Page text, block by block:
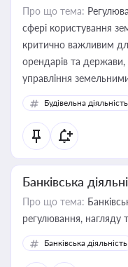
Про що тема:
сфері користування
критично важливим
орендарів та
управління
Будівельна діяльність
Банківська
Про що тема:
регулювання, нагляду
Банківська діяльність